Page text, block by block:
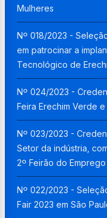
Mulheres
Nº 018/2023 -
em patrocinar a
Tecnológico de
Nº 024/2023 -
Feira Erechim Verde
Nº 023/2023 -
Setor da indústria,
2º Feirão do
Nº 022/2023 -
Fair 2023 em São